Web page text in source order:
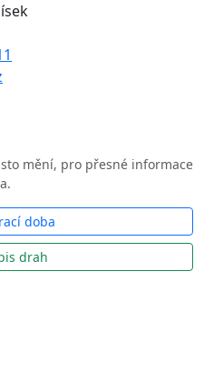
mění, pro přesné informace
doba
drah